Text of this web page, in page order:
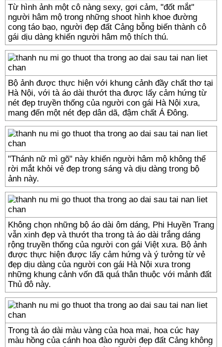
Từ hình ảnh một cô nàng sexy, gợi cảm, "đốt mắt"
người hâm mộ trong những shoot hình khoe đường
cong táo bạo, người đẹp đất Cảng bỗng biến thành cô
gái dịu dàng khiến người hâm mộ thích thú.
Bộ ảnh được thực hiện với khung cảnh đầy chất thơ tại
Hà Nội, với tà áo dài thướt tha được lấy cảm hứng từ
nét đẹp truyền thống của người con gái Hà Nội xưa,
mang đến một nét đẹp dân dã, đậm chất Á Đông.
"Thánh nữ mì gõ" này khiến người hâm mộ không thể
rời mắt khỏi vẻ đẹp trong sáng và dịu dàng trong bộ
ảnh này.
Không chọn những bộ áo dài ôm dáng, Phi Huyền Trang
vẫn xinh đẹp và thướt tha trong tà áo dài trắng dáng
rộng truyền thống của người con gái Việt xưa. Bộ ảnh
được thực hiện được lấy cảm hứng và ý tưởng từ vẻ
đẹp dịu dàng của người con gái Hà Nội xưa trong
những khung cảnh vốn đã quá thân thuộc với mảnh đất
Thủ đô này.
Trong tà áo dài màu vàng của hoa mai, hoa cúc hay
màu hồng của cánh hoa đào người đẹp đất Cảng không